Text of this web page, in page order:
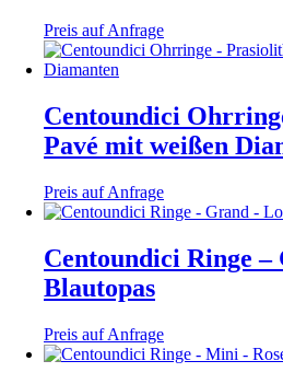
Preis auf Anfrage
Centoundici
Pavé mit weißen
Preis auf Anfrage
Centoundici Ringe
Blautopas
Preis auf Anfrage